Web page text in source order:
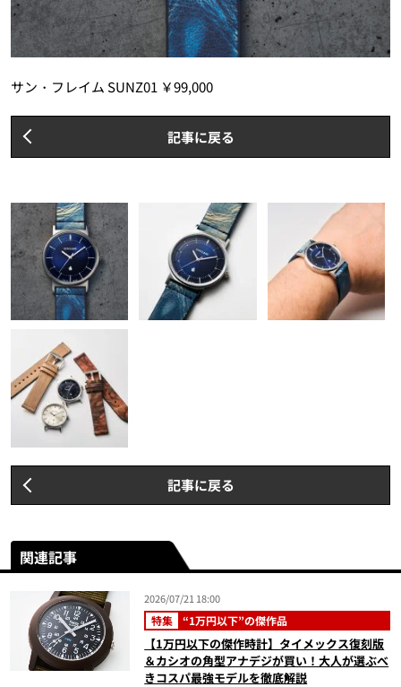
サン・フレイム SUNZ01 ￥99,000
記事に戻る
記事に戻る
関連記事
2026/07/21 18:00
特集 “1万円以下”の傑作品
【1万円以下の傑作時計】タイメックス復刻版
＆カシオの角型アナデジが買い！大人が選ぶべ
きコスパ最強モデルを徹底解説